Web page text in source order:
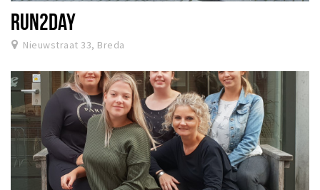
RUN2DAY
Nieuwstraat 33, Breda